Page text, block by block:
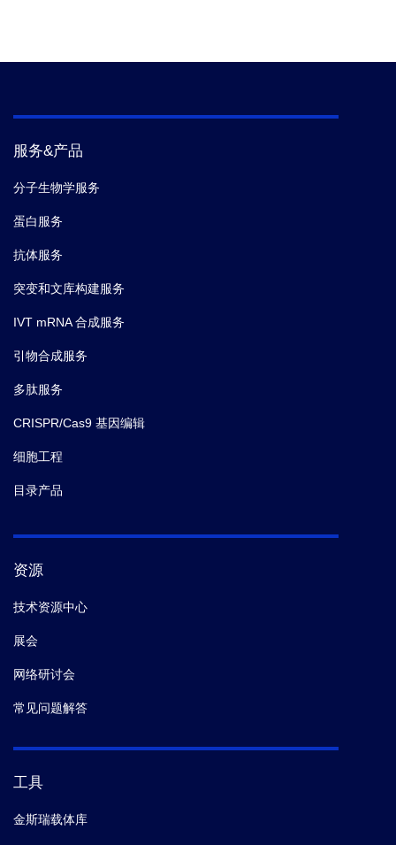
服务&产品
分子生物学服务
蛋白服务
抗体服务
突变和文库构建服务
IVT mRNA 合成服务
引物合成服务
多肽服务
CRISPR/Cas9 基因编辑
细胞工程
目录产品
资源
技术资源中心
展会
网络研讨会
常见问题解答
工具
金斯瑞载体库